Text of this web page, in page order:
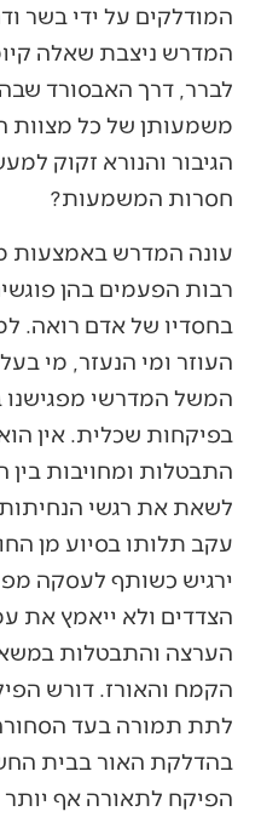
המודלקים על ידי בשר
המדרש ניצבת שאלה
לברר, דרך האבסורד
משמעותן של כל מצוות
הגיבור והנורא זקוק
חסרות המשמעות?
עונה המדרש באמצעות
רבות הפעמים בהן
בחסדיו של אדם רואה.
העוזר ומי הנעזר, מי
המשל המדרשי מפגישנו
בפיקחות שכלית. אין
התבטלות ומחויבות בין
לשאת את רגשי
עקב תלותו בסיוע מן
ירגיש כשותף לעסקה
הצדדים ולא ייאמץ את
הערצה והתבטלות
הקמח והאורז. דורש
לתת תמורה בעד
בהדלקת האור בבית
הפיקח לתאורה אף